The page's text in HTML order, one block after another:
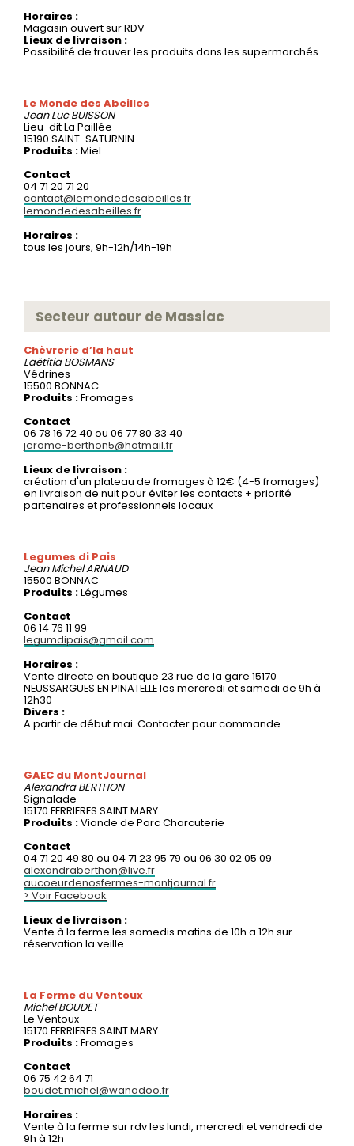
Horaires :
Magasin ouvert sur RDV
Lieux de livraison :
Possibilité de trouver les produits dans les supermarchés
Le Monde des Abeilles
Jean LucBUISSON
Lieu-dit La Paillée
15190 SAINT-SATURNIN
Produits :Miel
Contact
04 71 20 71 20
contact@lemondedesabeilles.fr
lemondedesabeilles.fr
Horaires :
tous les jours, 9h-12h/14h-19h
Secteur autour de Massiac
Chèvrerie d’la haut
LaëtitiaBOSMANS
Védrines
15500 BONNAC
Produits :Fromages
Contact
06 78 16 72 40 ou 06 77 80 33 40
jerome-berthon5@hotmail.fr
Lieux de livraison :
création d'un plateau de fromages à 12€ (4-5 fromages)
en livraison de nuit pour éviter les contacts + priorité
partenaires et professionnels locaux
Legumes di Pais
Jean MichelARNAUD
15500 BONNAC
Produits :Légumes
Contact
06 14 76 11 99
legumdipais@gmail.com
Horaires :
Vente directe en boutique 23 rue de la gare 15170
NEUSSARGUES EN PINATELLE les mercredi et samedi de 9h à
12h30
Divers :
A partir de début mai. Contacter pour commande.
GAEC du MontJournal
AlexandraBERTHON
Signalade
15170 FERRIERES SAINT MARY
Produits :Viande de Porc Charcuterie
Contact
04 71 20 49 80 ou 04 71 23 95 79 ou 06 30 02 05 09
alexandraberthon@live.fr
aucoeurdenosfermes-montjournal.fr
> Voir Facebook
Lieux de livraison :
Vente à la ferme les samedis matins de 10h a 12h sur
réservation la veille
La Ferme du Ventoux
MichelBOUDET
Le Ventoux
15170 FERRIERES SAINT MARY
Produits :Fromages
Contact
06 75 42 64 71
boudet.michel@wanadoo.fr
Horaires :
Vente à la ferme sur rdv les lundi, mercredi et vendredi de
9h à 12h